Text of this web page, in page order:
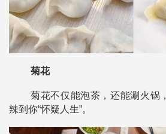
菊花
菊花不仅能泡茶，还能涮火锅，
辣到你“怀疑人生”。